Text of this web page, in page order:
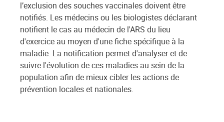
l’exclusion des souches vaccinales doivent être
notifiés. Les médecins ou les biologistes déclarant
notifient le cas au médecin de l'ARS du lieu
d'exercice au moyen d'une fiche spécifique à la
maladie. La notification permet d'analyser et de
suivre l'évolution de ces maladies au sein de la
population afin de mieux cibler les actions de
prévention locales et nationales.